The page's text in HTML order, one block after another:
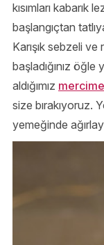
kısımları kabarık
başlangıçtan
Karışık sebzeli
başladığınız
aldığımız
size bırakıyoruz.
yemeğinde